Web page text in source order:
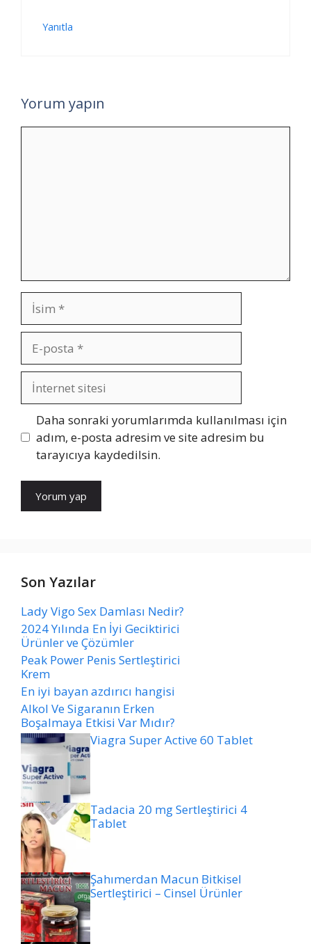
Yanıtla
Yorum yapın
İsim
posta
İnternet
sitesi
Daha sonraki yorumlarımda kullanılması için
adım, e-posta adresim ve site adresim bu
tarayıcıya kaydedilsin.
Son Yazılar
Lady Vigo Sex Damlası Nedir?
2024 Yılında En İyi Geciktirici
Ürünler ve Çözümler
Peak Power Penis Sertleştirici
Krem
En iyi bayan azdırıcı hangisi
Alkol Ve Sigaranın Erken
Boşalmaya Etkisi Var Mıdır?
Viagra Super Active 60 Tablet
Tadacia 20 mg Sertleştirici 4
Tablet
Şahımerdan Macun Bitkisel
Sertleştirici – Cinsel Ürünler